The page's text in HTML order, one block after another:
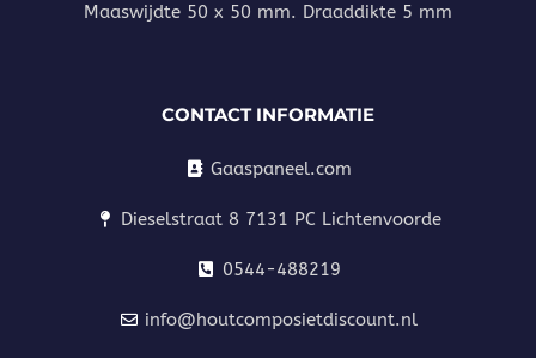
Maaswijdte 50 x 50 mm. Draaddikte 5 mm
CONTACT INFORMATIE
Gaaspaneel.com
Dieselstraat 8 7131 PC Lichtenvoorde
0544-488219
info@houtcomposietdiscount.nl